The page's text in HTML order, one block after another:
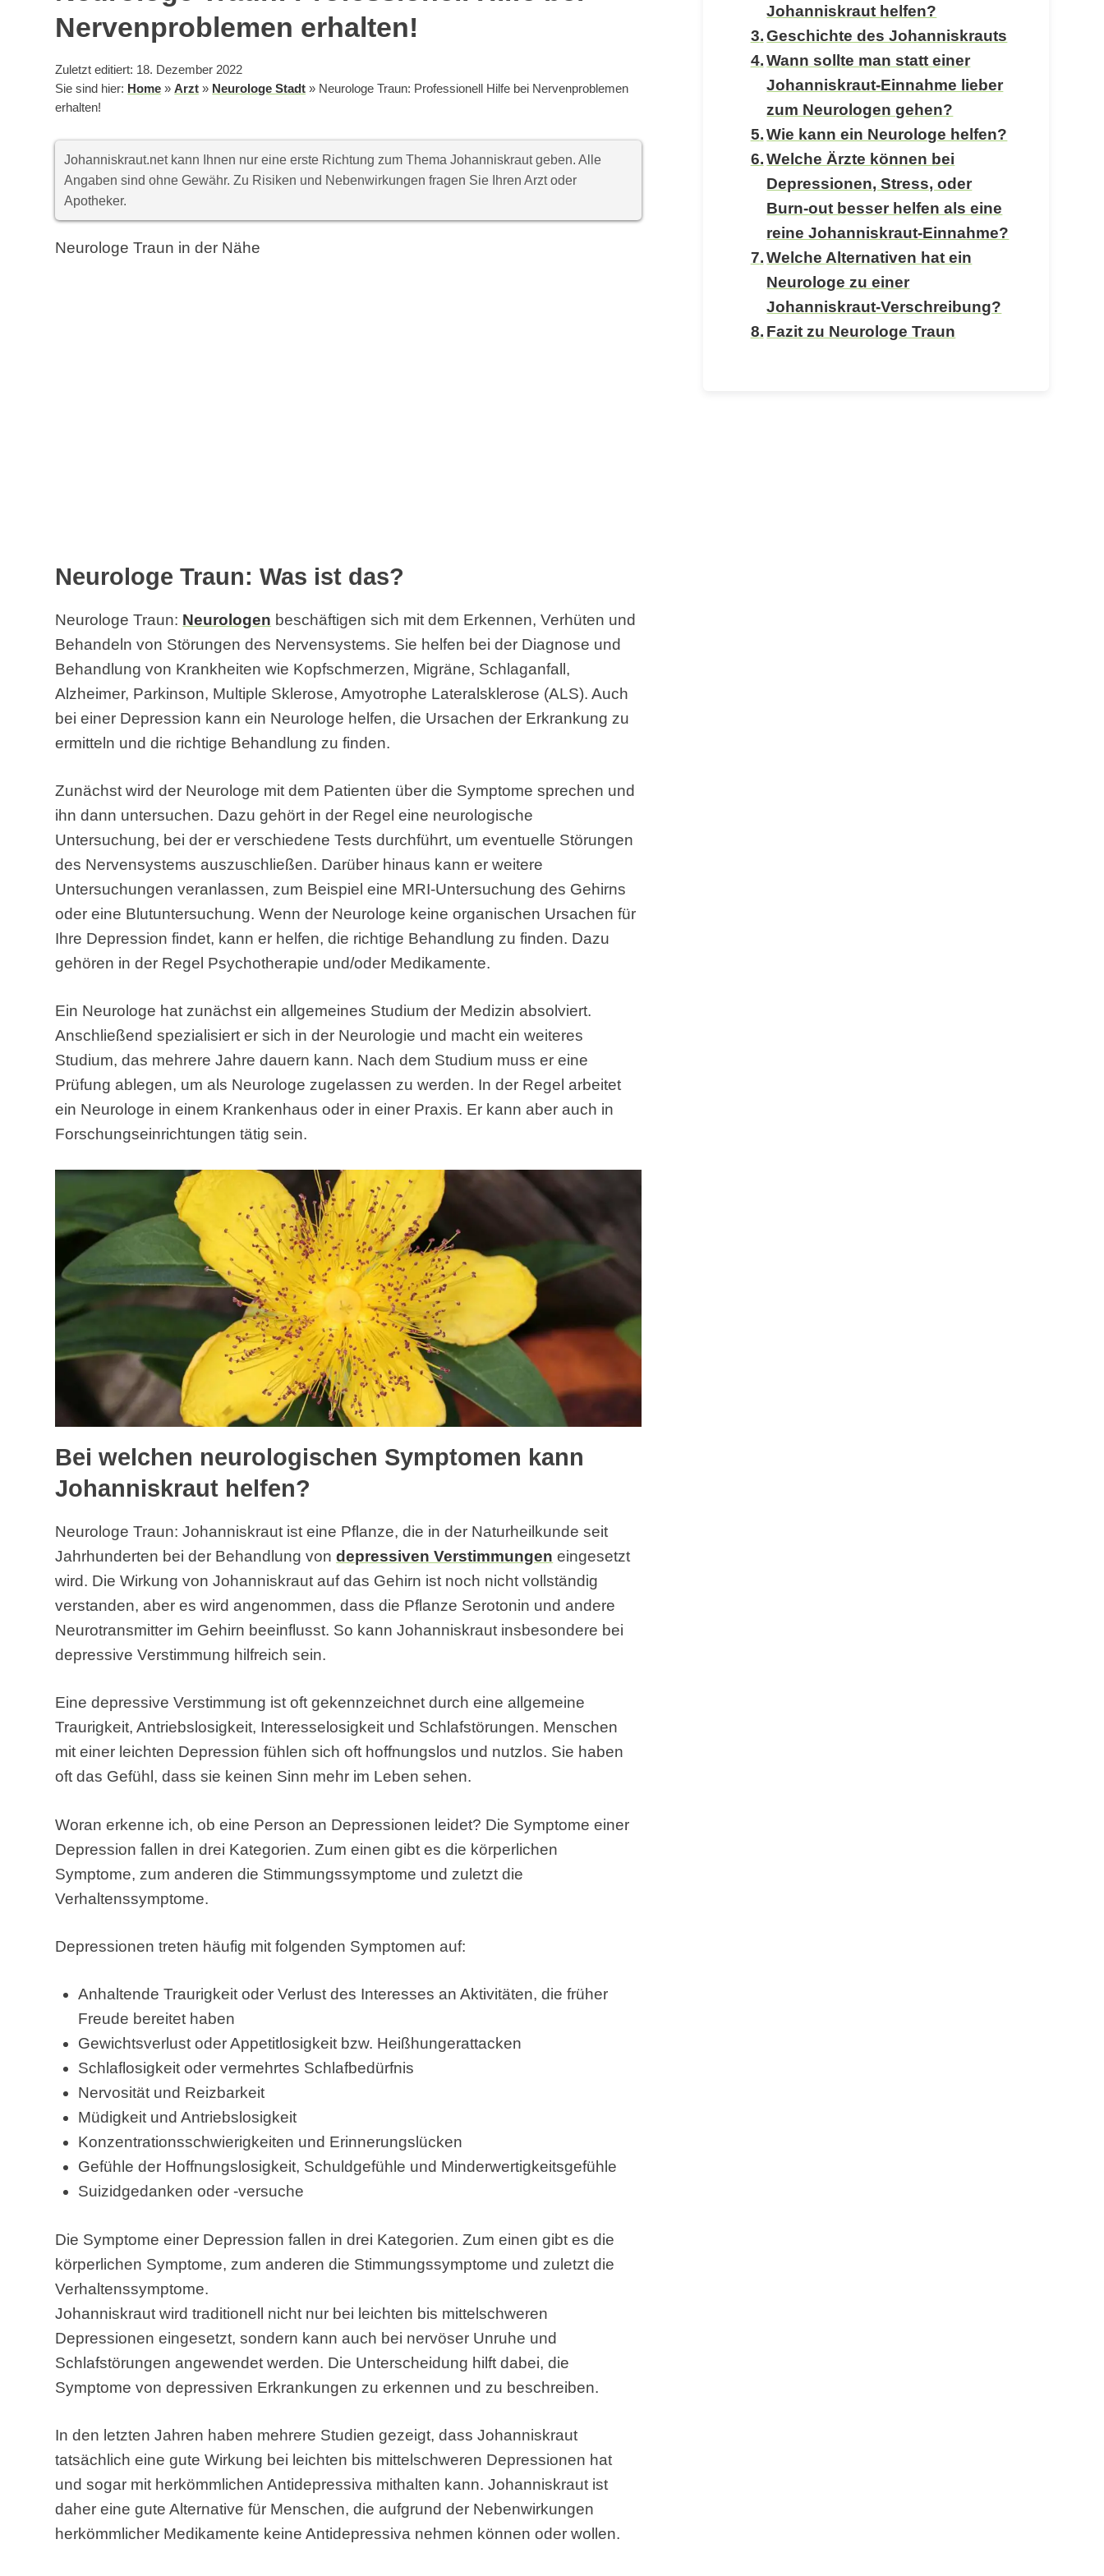
Nervenproblemen erhalten!
Zuletzt editiert: 18. Dezember 2022
Sie sind hier: Home »Arzt » Neurologe Stadt » Neurologe Traun: Professionell Hilfe bei Nervenproblemen
erhalten!
Johanniskraut.net kann Ihnen nur eine erste Richtung zum Thema Johanniskraut geben. Alle
Angaben sind ohne Gewähr. Zu Risiken und Nebenwirkungen fragen Sie Ihren Arzt oder
Apotheker.
Neurologe Traun in der Nähe
Neurologe Traun: Was ist das?
Neurologe Traun: Neurologen beschäftigen sich mit dem Erkennen, Verhüten und
Behandeln von Störungen des Nervensystems. Sie helfen bei der Diagnose und
Behandlung von Krankheiten wie Kopfschmerzen, Migräne, Schlaganfall,
Alzheimer, Parkinson, Multiple Sklerose, Amyotrophe Lateralsklerose (ALS). Auch
bei einer Depression kann ein Neurologe helfen, die Ursachen der Erkrankung zu
ermitteln und die richtige Behandlung zu finden.
Zunächst wird der Neurologe mit dem Patienten über die Symptome sprechen und
ihn dann untersuchen. Dazu gehört in der Regel eine neurologische
Untersuchung, bei der er verschiedene Tests durchführt, um eventuelle Störungen
des Nervensystems auszuschließen. Darüber hinaus kann er weitere
Untersuchungen veranlassen, zum Beispiel eine MRI-Untersuchung des Gehirns
oder eine Blutuntersuchung. Wenn der Neurologe keine organischen Ursachen für
Ihre Depression findet, kann er helfen, die richtige Behandlung zu finden. Dazu
gehören in der Regel Psychotherapie und/oder Medikamente.
Ein Neurologe hat zunächst ein allgemeines Studium der Medizin absolviert.
Anschließend spezialisiert er sich in der Neurologie und macht ein weiteres
Studium, das mehrere Jahre dauern kann. Nach dem Studium muss er eine
Prüfung ablegen, um als Neurologe zugelassen zu werden. In der Regel arbeitet
ein Neurologe in einem Krankenhaus oder in einer Praxis. Er kann aber auch in
Forschungseinrichtungen tätig sein.
Bei welchen neurologischen Symptomen kann
Johanniskraut helfen?
Neurologe Traun: Johanniskraut ist eine Pflanze, die in der Naturheilkunde seit
Jahrhunderten bei der Behandlung vondepressiven Verstimmungen eingesetzt
wird. Die Wirkung von Johanniskraut auf das Gehirn ist noch nicht vollständig
verstanden, aber es wird angenommen, dass die Pflanze Serotonin und andere
Neurotransmitter im Gehirn beeinflusst. So kann Johanniskraut insbesondere bei
depressive Verstimmung hilfreich sein.
Eine depressive Verstimmung ist oft gekennzeichnet durch eine allgemeine
Traurigkeit, Antriebslosigkeit, Interesselosigkeit und Schlafstörungen. Menschen
mit einer leichten Depression fühlen sich oft hoffnungslos und nutzlos. Sie haben
oft das Gefühl, dass sie keinen Sinn mehr im Leben sehen.
Woran erkenne ich, ob eine Person an Depressionen leidet? Die Symptome einer
Depression fallen in drei Kategorien. Zum einen gibt es die körperlichen
Symptome, zum anderen die Stimmungssymptome und zuletzt die
Verhaltenssymptome.
Depressionen treten häufig mit folgenden Symptomen auf:
Anhaltende Traurigkeit oder Verlust des Interesses an Aktivitäten, die früher
Freude bereitet haben
Gewichtsverlust oder Appetitlosigkeit bzw. Heißhungerattacken
Schlaflosigkeit oder vermehrtes Schlafbedürfnis
Nervosität und Reizbarkeit
Müdigkeit und Antriebslosigkeit
Konzentrationsschwierigkeiten und Erinnerungslücken
Gefühle der Hoffnungslosigkeit, Schuldgefühle und Minderwertigkeitsgefühle
Suizidgedanken oder -versuche
Die Symptome einer Depression fallen in drei Kategorien. Zum einen gibt es die
körperlichen Symptome, zum anderen die Stimmungssymptome und zuletzt die
Verhaltenssymptome.
Johanniskraut wird traditionell nicht nur bei leichten bis mittelschweren
Depressionen eingesetzt, sondern kann auch bei nervöser Unruhe und
Schlafstörungen angewendet werden. Die Unterscheidung hilft dabei, die
Symptome von depressiven Erkrankungen zu erkennen und zu beschreiben.
In den letzten Jahren haben mehrere Studien gezeigt, dass Johanniskraut
tatsächlich eine gute Wirkung bei leichten bis mittelschweren Depressionen hat
und sogar mit herkömmlichen Antidepressiva mithalten kann. Johanniskraut ist
daher eine gute Alternative für Menschen, die aufgrund der Nebenwirkungen
herkömmlicher Medikamente keine Antidepressiva nehmen können oder wollen.
Johanniskraut helfen?
Geschichte des Johanniskrauts
Wann sollte man statt einer
Johanniskraut-Einnahme lieber
zum Neurologen gehen?
Wie kann ein Neurologe helfen?
Welche Ärzte können bei
Depressionen, Stress, oder
Burn-out besser helfen als eine
reine Johanniskraut-Einnahme?
Welche Alternativen hat ein
Neurologe zu einer
Johanniskraut-Verschreibung?
Fazit zu Neurologe Traun